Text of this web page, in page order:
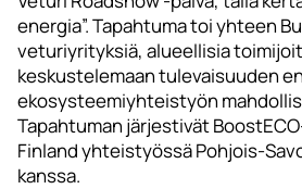
energia”. Tapahtuma toi yhteen
veturiyrityksiä, alueellisia
keskustelemaan tulevaisuuden
ekosysteemiyhteistyön
Tapahtuman järjestivät
Finland yhteistyössä Pohjois-
kanssa.